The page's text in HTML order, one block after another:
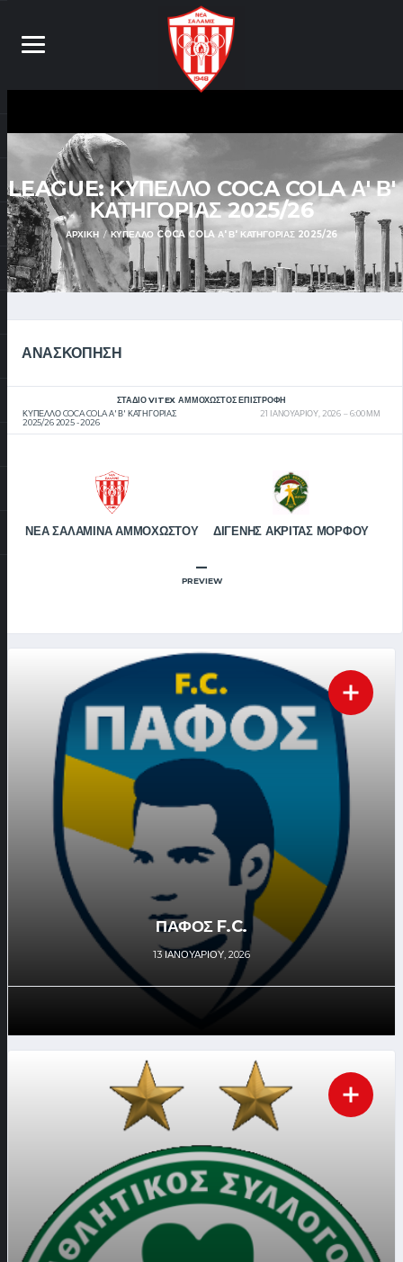
LEAGUE:ΚΎΠΕΛΛΟ COCA COLA Α' Β'
ΚΑΤΗΓΟΡΊΑΣ 2025/26
ΑΡΧΙΚΉ ΚΎΠΕΛΛΟ COCA COLA Α' Β' ΚΑΤΗΓΟΡΊΑΣ 2025/26
ΑΝΑΣΚΌΠΗΣΗ
ΚΎΠΕΛΛΟ COCA COLA Α' Β' ΚΑΤΗΓΟΡΊΑΣ
2025/26 2025 - 2026
ΣΤΑΔΙΟ VITEX ΑΜΜΟΧΩΣΤΟΣ ΕΠΙΣΤΡΟΦΗ
21 ΙΑΝΟΥΑΡΊΟΥ, 2026
6:00 ΜΜ
ΝΕΑ ΣΑΛΑΜΙΝΑ ΑΜΜΟΧΩΣΤΟΥ ΔΙΓΕΝΗΣ ΑΚΡΙΤΑΣ ΜΟΡΦΟΥ
–
PREVIEW
ΠΑΦΟΣ F.C.
13 ΙΑΝΟΥΑΡΊΟΥ, 2026